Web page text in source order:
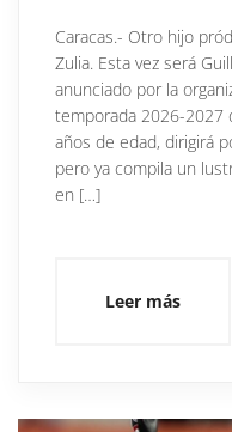
Caracas.- Otro hijo
Zulia. Esta vez será
anunciado por la
temporada 2026-2027
años de edad, dirigirá
pero ya compila un
en […]
Leer más